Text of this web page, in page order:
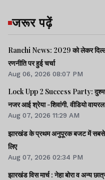
जरूर पढ़ें
Ranchi News: 2029 को लेकर
रणनीति पर हुई चर्चा
Aug 06, 2026 08:07 PM
Lock Upp 2 Success Party:
नजर आई श्रेया -शिवांगी, वीडियो वायरल
Aug 07, 2026 11:29 AM
झारखंड के प्रथम अनुपूरक बजट में सबसे
लिए
Aug 07, 2026 02:34 PM
झारखंड विस मार्च : नेहा बोरा व अन्य छात्र नेताओं पर स्याही फेंकने वाले